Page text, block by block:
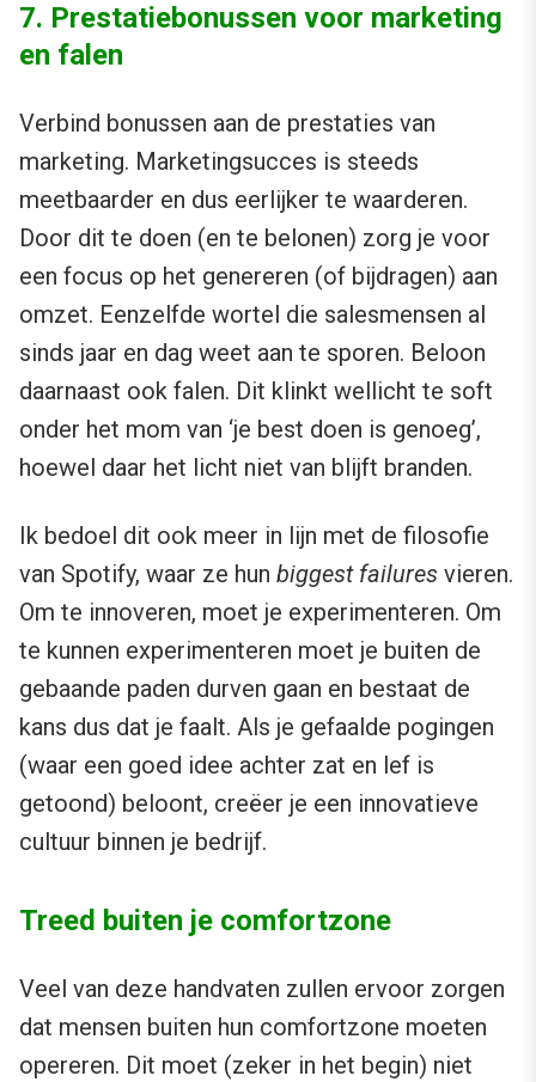
7. Prestatiebonussen voor marketing
en falen
Verbind bonussen aan de prestaties van
marketing. Marketingsucces is steeds
meetbaarder en dus eerlijker te waarderen.
Door dit te doen (en te belonen) zorg je voor
een focus op het genereren (of bijdragen) aan
omzet. Eenzelfde wortel die salesmensen al
sinds jaar en dag weet aan te sporen. Beloon
daarnaast ook falen. Dit klinkt wellicht te soft
onder het mom van ‘je best doen is genoeg’,
hoewel daar het licht niet van blijft branden.
Ik bedoel dit ook meer in lijn met de filosofie
van Spotify, waar ze hun biggest failures vieren.
Om te innoveren, moet je experimenteren. Om
te kunnen experimenteren moet je buiten de
gebaande paden durven gaan en bestaat de
kans dus dat je faalt. Als je gefaalde pogingen
(waar een goed idee achter zat en lef is
getoond) beloont, creëer je een innovatieve
cultuur binnen je bedrijf.
Treed buiten je comfortzone
Veel van deze handvaten zullen ervoor zorgen
dat mensen buiten hun comfortzone moeten
opereren. Dit moet (zeker in het begin) niet